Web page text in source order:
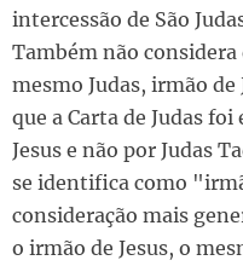
intercessão de São
Também não considera
mesmo Judas, irmão de
que a Carta de Judas
Jesus e não por Judas
se identifica como
consideração mais
o irmão de Jesus, o